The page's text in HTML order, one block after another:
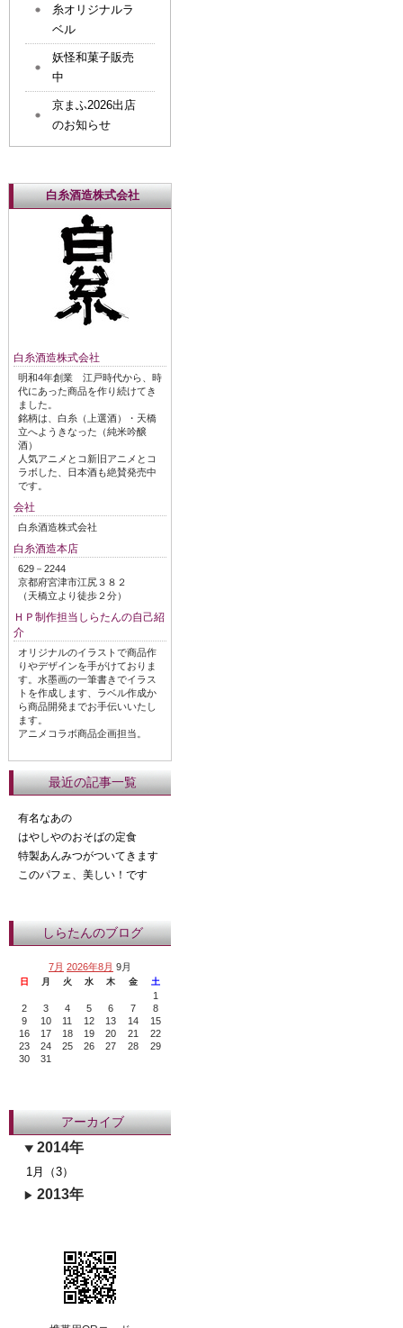
糸オリジナルラ
ベル
妖怪和菓子販売
中
京まふ2026出店
のお知らせ
白糸酒造株式会社
白糸酒造株式会社
明和4年創業 江戸時代から、時
代にあった商品を作り続けてき
ました。
銘柄は、白糸（上選酒）・天橋
立へようきなった（純米吟醸
酒）
人気アニメとコ新旧アニメとコ
ラボした、日本酒も絶賛発売中
です。
会社
白糸酒造株式会社
白糸酒造本店
629－2244
京都府宮津市江尻３８２
（天橋立より徒歩２分）
ＨＰ制作担当しらたんの自己紹
介
オリジナルのイラストで商品作
りやデザインを手がけておりま
す。水墨画の一筆書きでイラス
トを作成します、ラベル作成か
ら商品開発までお手伝いいたし
ます。
アニメコラボ商品企画担当。
最近の記事一覧
有名なあの
はやしやのおそばの定食
特製あんみつがついてきます
このパフェ、美しい！です
しらたんのブログ
7月 2026年8月 9月
日 月 火 水 木 金 土
1
2
3 4 5 6 7
8
9
10 11 12 13 14
15
16
17 18 19 20 21
22
23
24 25 26 27 28
29
30
31
アーカイブ
2014年
1月（3）
2013年